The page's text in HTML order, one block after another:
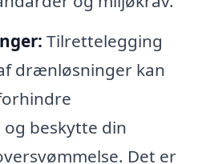
Tilrettelegging
drænløsninger kan
beskytte din
Det er